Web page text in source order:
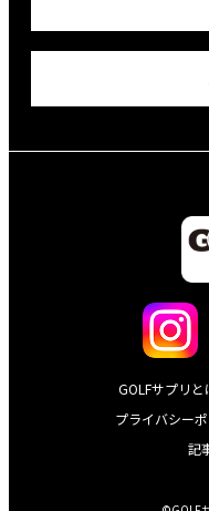
GOLFサプリと
プライバシー
記